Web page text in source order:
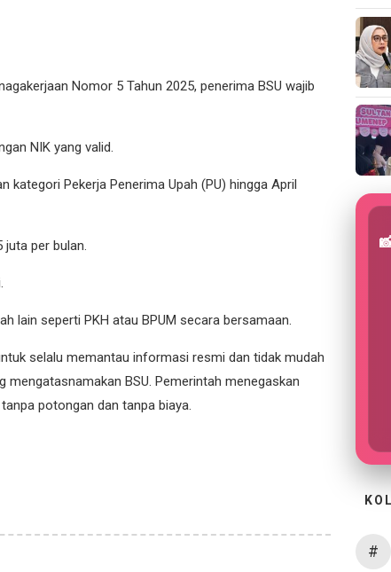
Nomor 5 Tahun 2025, penerima BSU wajib
NIK yang valid.
kategori Pekerja Penerima Upah (PU) hingga April
juta per bulan.
lain seperti PKH atau BPUM secara bersamaan.
selalu memantau informasi resmi dan tidak mudah
mengatasnamakan BSU. Pemerintah menegaskan
potongan dan tanpa biaya.
#